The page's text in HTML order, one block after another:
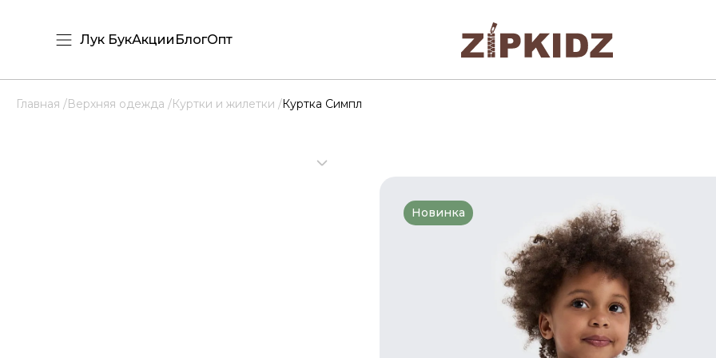
Лук БукАкции БлогОпт
Главная /Верхняя одежда /Куртки и жилетки /Куртка Симпл
Новинка